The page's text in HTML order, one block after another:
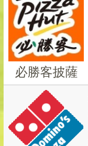
必勝客披薩